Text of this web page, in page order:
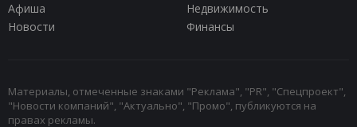
Афиша
Недвижимость
Новости
Финансы
Материалы, отмеченные знаками "Реклама", "PR", "Спецпроект",
"Новости компаний", "Актуально", "Промо", публикуются на
правах рекламы.